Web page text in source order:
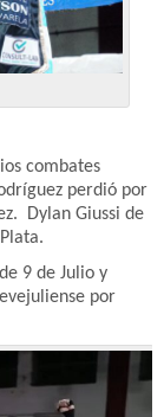
combates
perdió por
Dylan Giussi de
9 de Julio y
por